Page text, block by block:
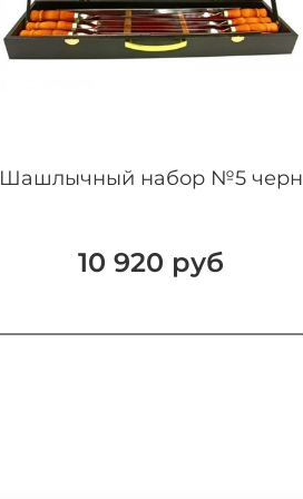
Шашлычный набор №5 черн
10 920 руб